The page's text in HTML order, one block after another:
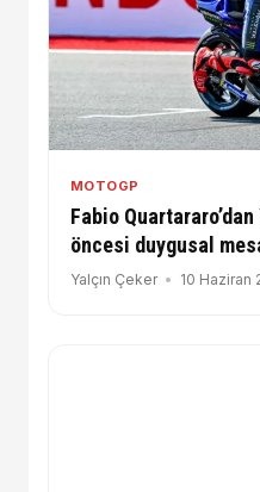
MOTOGP
Fabio Quartararo’dan
öncesi duygusal
minnettar olacağım”
Yalçın Çeker 10 Haziran